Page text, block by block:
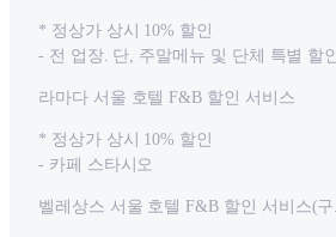
* 정상가 상시 10% 할인
- 전 업장. 단, 주말메뉴 및 단체 특별 할
라마다 서울 호텔 F&B 할인 서비스
* 정상가 상시 10% 할인
- 카페 스타시오
벨레상스 서울 호텔 F&B 할인 서비스(